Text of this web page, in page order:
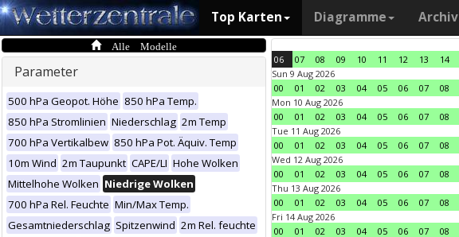
Top Karten Diagramme Archiv
Alle Modelle
Parameter
500 hPa Geopot. Höhe 850 hPa Temp.
850 hPa Stromlinien Niederschlag 2m Temp
700 hPa Vertikalbew 850 hPa Pot. Äquiv. Temp
10m Wind 2m Taupunkt CAPE/LI Hohe Wolken
Mittelhohe Wolken Niedrige Wolken
700 hPa Rel. Feuchte Min/Max Temp.
Gesamtniederschlag Spitzenwind 2m Rel. feuchte
06 07 08 09 10 11 12 13 14
Sun 9 Aug 2026
00
01 02 03 04 05 06 07 08
Mon 10 Aug 2026
00
01 02 03 04 05 06 07 08
Tue 11 Aug 2026
00
01 02 03 04 05 06 07 08
Wed 12 Aug 2026
00
01 02 03 04 05 06 07 08
Thu 13 Aug 2026
00
01 02 03 04 05 06 07 08
Fri 14 Aug 2026
00
01 02 03 04 05 06 07 08